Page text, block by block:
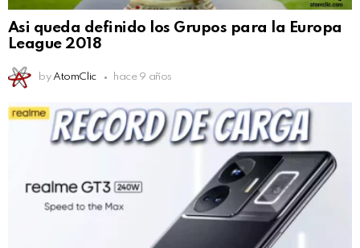
Asi queda definido los Grupos para la Europa
League 2018
by AtomClic hace 9 años